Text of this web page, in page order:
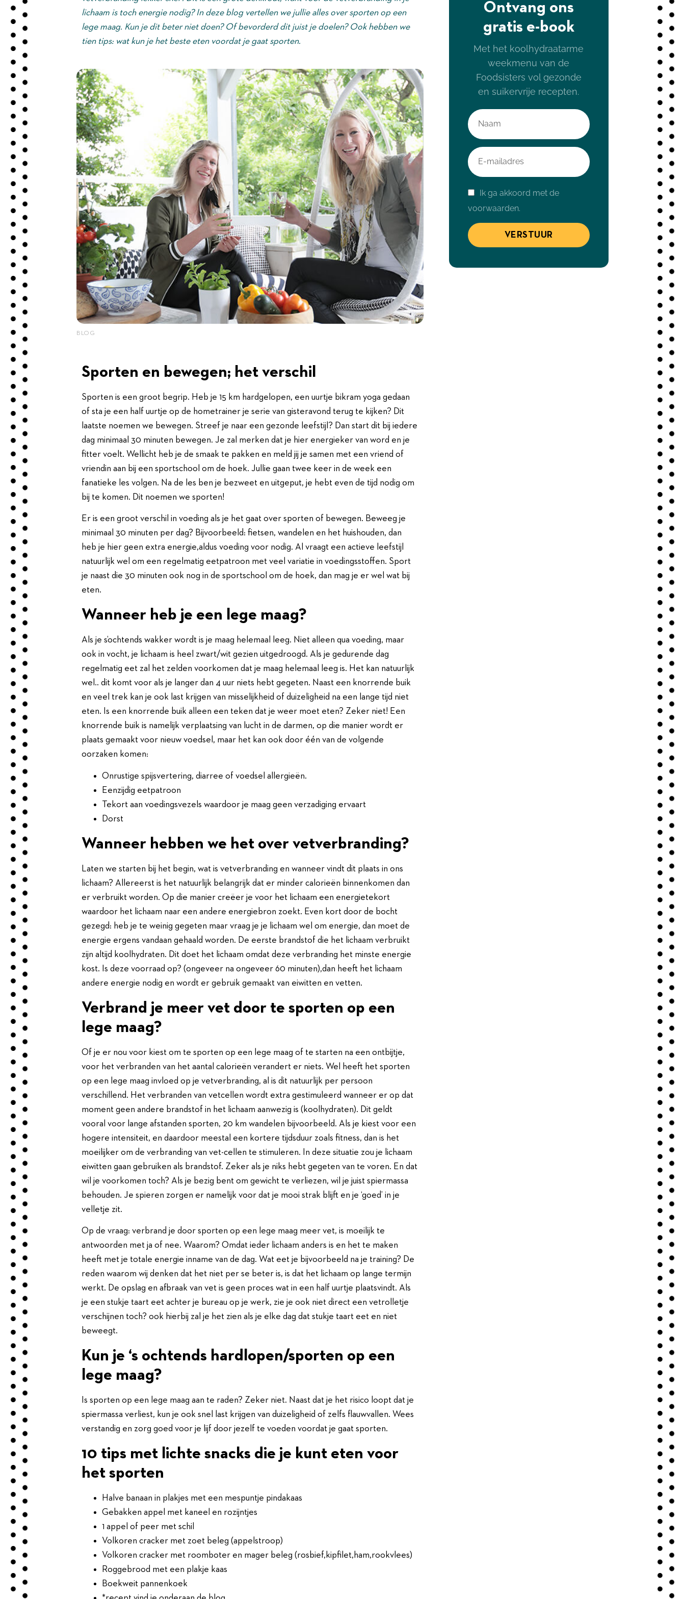
lichaam is toch energie nodig? In deze blog vertellen we jullie alles over sporten op een
lege maag. Kun je dit beter niet doen? Of bevorderd dit juist je doelen? Ook hebben we
tien tips: wat kun je het beste eten voordat je gaat sporten.
BLOG
Sporten en bewegen; het verschil
Sporten is een groot begrip. Heb je 15 km hardgelopen, een uurtje bikram yoga gedaan
of sta je een half uurtje op de hometrainer je serie van gisteravond terug te kijken? Dit
laatste noemen we bewegen. Streef je naar een gezonde leefstijl? Dan start dit bij iedere
dag minimaal 30 minuten bewegen. Je zal merken dat je hier energieker van word en je
fitter voelt. Wellicht heb je de smaak te pakken en meld jij je samen met een vriend of
vriendin aan bij een sportschool om de hoek. Jullie gaan twee keer in de week een
fanatieke les volgen. Na de les ben je bezweet en uitgeput, je hebt even de tijd nodig om
bij te komen. Dit noemen we sporten!
Er is een groot verschil in voeding als je het gaat over sporten of bewegen. Beweeg je
minimaal 30 minuten per dag? Bijvoorbeeld: fietsen, wandelen en het huishouden, dan
heb je hier geen extra energie,aldus voeding voor nodig. Al vraagt een actieve leefstijl
natuurlijk wel om een regelmatig eetpatroon met veel variatie in voedingsstoffen. Sport
je naast die 30 minuten ook nog in de sportschool om de hoek, dan mag je er wel wat bij
eten.
Wanneer heb je een lege maag?
Als je s’ochtends wakker wordt is je maag helemaal leeg. Niet alleen qua voeding, maar
ook in vocht, je lichaam is heel zwart/wit gezien uitgedroogd. Als je gedurende dag
regelmatig eet zal het zelden voorkomen dat je maag helemaal leeg is. Het kan natuurlijk
wel.. dit komt voor als je langer dan 4 uur niets hebt gegeten. Naast een knorrende buik
en veel trek kan je ook last krijgen van misselijkheid of duizeligheid na een lange tijd niet
eten. Is een knorrende buik alleen een teken dat je weer moet eten? Zeker niet! Een
knorrende buik is namelijk verplaatsing van lucht in de darmen, op die manier wordt er
plaats gemaakt voor nieuw voedsel, maar het kan ook door één van de volgende
oorzaken komen:
Onrustige spijsvertering, diarree of voedsel allergieën.
Eenzijdig eetpatroon
Tekort aan voedingsvezels waardoor je maag geen verzadiging ervaart
Dorst
Wanneer hebben we het over vetverbranding?
Laten we starten bij het begin, wat is vetverbranding en wanneer vindt dit plaats in ons
lichaam? Allereerst is het natuurlijk belangrijk dat er minder calorieën binnenkomen dan
er verbruikt worden. Op die manier creëer je voor het lichaam een energietekort
waardoor het lichaam naar een andere energiebron zoekt. Even kort door de bocht
gezegd: heb je te weinig gegeten maar vraag je je lichaam wel om energie, dan moet de
energie ergens vandaan gehaald worden. De eerste brandstof die het lichaam verbruikt
zijn altijd koolhydraten. Dit doet het lichaam omdat deze verbranding het minste energie
kost. Is deze voorraad op? (ongeveer na ongeveer 60 minuten),dan heeft het lichaam
andere energie nodig en wordt er gebruik gemaakt van eiwitten en vetten.
Verbrand je meer vet door te sporten op een
lege maag?
Of je er nou voor kiest om te sporten op een lege maag of te starten na een ontbijtje,
voor het verbranden van het aantal calorieën verandert er niets. Wel heeft het sporten
op een lege maag invloed op je vetverbranding, al is dit natuurlijk per persoon
verschillend. Het verbranden van vetcellen wordt extra gestimuleerd wanneer er op dat
moment geen andere brandstof in het lichaam aanwezig is (koolhydraten). Dit geldt
vooral voor lange afstanden sporten, 20 km wandelen bijvoorbeeld. Als je kiest voor een
hogere intensiteit, en daardoor meestal een kortere tijdsduur zoals fitness, dan is het
moeilijker om de verbranding van vet-cellen te stimuleren. In deze situatie zou je lichaam
eiwitten gaan gebruiken als brandstof. Zeker als je niks hebt gegeten van te voren. En dat
wil je voorkomen toch? Als je bezig bent om gewicht te verliezen, wil je juist spiermassa
behouden. Je spieren zorgen er namelijk voor dat je mooi strak blijft en je ‘goed’ in je
velletje zit.
Op de vraag: verbrand je door sporten op een lege maag meer vet, is moeilijk te
antwoorden met ja of nee. Waarom? Omdat ieder lichaam anders is en het te maken
heeft met je totale energie inname van de dag. Wat eet je bijvoorbeeld na je training? De
reden waarom wij denken dat het niet per se beter is, is dat het lichaam op lange termijn
werkt. De opslag en afbraak van vet is geen proces wat in een half uurtje plaatsvindt. Als
je een stukje taart eet achter je bureau op je werk, zie je ook niet direct een vetrolletje
verschijnen toch? ook hierbij zal je het zien als je elke dag dat stukje taart eet en niet
beweegt.
Kun je ‘s ochtends hardlopen/sporten op een
lege maag?
Is sporten op een lege maag aan te raden? Zeker niet. Naast dat je het risico loopt dat je
spiermassa verliest, kun je ook snel last krijgen van duizeligheid of zelfs flauwvallen. Wees
verstandig en zorg goed voor je lijf door jezelf te voeden voordat je gaat sporten.
10 tips met lichte snacks die je kunt eten voor
het sporten
Halve banaan in plakjes met een mespuntje pindakaas
Gebakken appel met kaneel en rozijntjes
1 appel of peer met schil
Volkoren cracker met zoet beleg (appelstroop)
Volkoren cracker met roomboter en mager beleg (rosbief,kipfilet,ham,rookvlees)
Roggebrood met een plakje kaas
Boekweit pannenkoek
Ontvang ons
gratis e-book
Met het koolhydraatarme
weekmenu van de
Foodsisters vol gezonde
en suikervrije recepten.
Ik ga akkoord met de
voorwaarden.
VERSTUUR